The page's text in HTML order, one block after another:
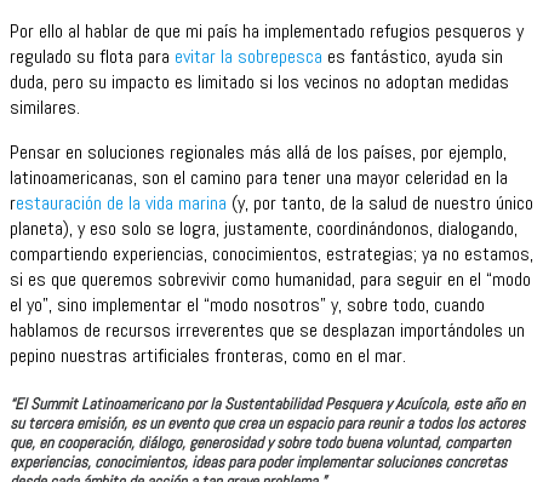
Por ello al hablar de que mi país ha implementado refugios pesqueros y
regulado su flota para evitar la sobrepesca es fantástico, ayuda sin
duda, pero su impacto es limitado si los vecinos no adoptan medidas
similares.
Pensar en soluciones regionales más allá de los países, por ejemplo,
latinoamericanas, son el camino para tener una mayor celeridad en la
restauración de la vida marina (y, por tanto, de la salud de nuestro único
planeta), y eso solo se logra, justamente, coordinándonos, dialogando,
compartiendo experiencias, conocimientos, estrategias; ya no estamos,
si es que queremos sobrevivir como humanidad, para seguir en el “modo
el yo”, sino implementar el “modo nosotros” y, sobre todo, cuando
hablamos de recursos irreverentes que se desplazan importándoles un
pepino nuestras artificiales fronteras, como en el mar.
“El Summit Latinoamericano por la Sustentabilidad Pesquera y Acuícola, este año en
su tercera emisión, es un evento que crea un espacio para reunir a todos los actores
que, en cooperación, diálogo, generosidad y sobre todo buena voluntad, comparten
experiencias, conocimientos, ideas para poder implementar soluciones concretas